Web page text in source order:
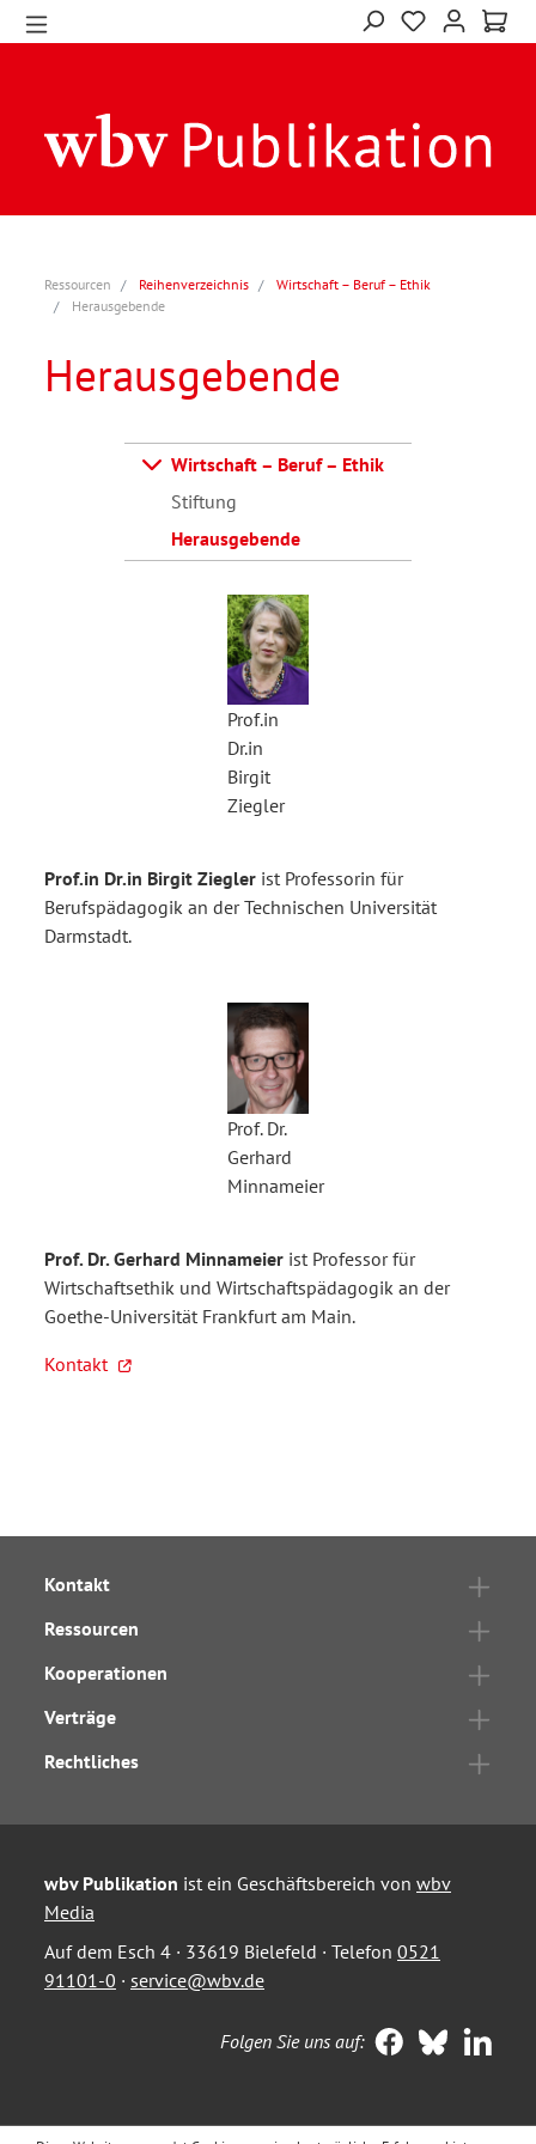
Ressourcen Reihenverzeichnis
Wirtschaft – Beruf – Ethik
Herausgebende
Herausgebende
Wirtschaft – Beruf – Ethik
Stiftung
Herausgebende
Prof.in
Dr.in
Birgit
Ziegler
Prof.in Dr.in Birgit Ziegler ist Professorin für
Berufspädagogik an der Technischen Universität
Darmstadt.
Prof. Dr.
Gerhard
Minnameier
Prof. Dr. Gerhard Minnameier ist Professor für
Wirtschaftsethik und Wirtschaftspädagogik an der
Goethe-Universität Frankfurt am Main.
Kontakt
Kontakt
Ressourcen
Kooperationen
Verträge
Rechtliches
wbv Publikation ist ein Geschäftsbereich von wbv
Media
Auf dem Esch 4 · 33619 Bielefeld · Telefon 0521
91101-0 · service@wbv.de
Folgen Sie uns auf: